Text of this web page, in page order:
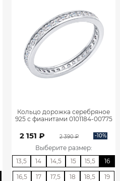
Кольцо дорожка серебряное
925 с фианитами 0101184-00775
2 151 ₽ 2 390 ₽ -10%
Выберите размер:
13,5
14 14,5 15 15,5 16
16,5 17 17,5 18 18,5 19